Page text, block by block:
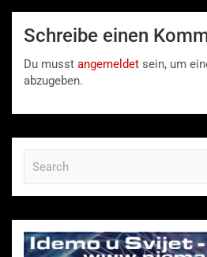
Schreibe einen
Du musst angemeldet sein, um
abzugeben.
c
h